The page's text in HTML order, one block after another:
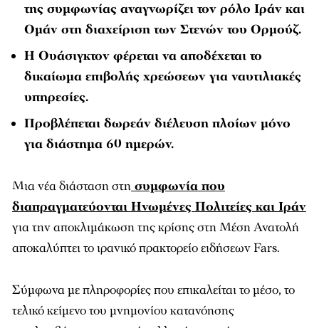
της συμφωνίας αναγνωρίζει τον ρόλο Ιράν και
Ομάν στη διαχείριση των Στενών του Ορμούζ.
Η Ουάσιγκτον φέρεται να αποδέχεται το
δικαίωμα επιβολής χρεώσεων για ναυτιλιακές
υπηρεσίες.
Προβλέπεται δωρεάν διέλευση πλοίων μόνο
για διάστημα 60 ημερών.
Μια νέα διάσταση στη συμφωνία που
διαπραγματεύονται Ηνωμένες Πολιτείες και Ιράν
για την αποκλιμάκωση της κρίσης στη Μέση Ανατολή
αποκαλύπτει το ιρανικό πρακτορείο ειδήσεων Fars.
Σύμφωνα με πληροφορίες που επικαλείται το μέσο, το
τελικό κείμενο του μνημονίου κατανόησης